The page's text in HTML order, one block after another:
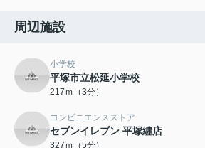
周辺施設
小学校
平塚市立松延小学校
217ｍ（3分）
コンビニエンスストア
セブンイレブン 平塚纒店
327ｍ（5分）